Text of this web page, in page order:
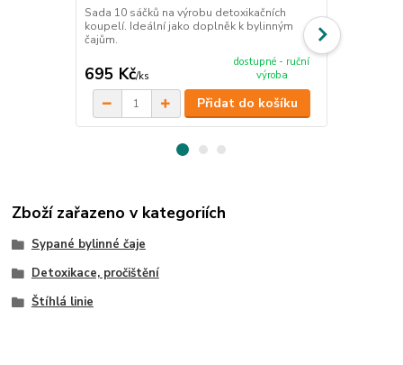
Sada 10 sáčků na výrobu detoxikačních
koupelí. Ideální jako doplněk k bylinným
čajům.
695 Kč/ks
dostupné - ruční
výroba
Přidat do košíku
Zboží zařazeno v kategoriích
Sypané bylinné čaje
Detoxikace, pročištění
Štíhlá linie